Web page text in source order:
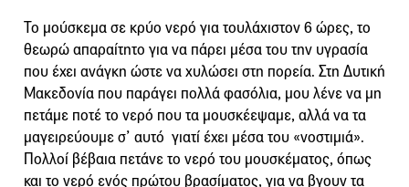
Το μούσκεμα σε κρύο νερό για τουλάχιστον 6 ώρες, το
θεωρώ απαραίτητο για να πάρει μέσα του την υγρασία
που έχει ανάγκη ώστε να χυλώσει στη πορεία. Στη Δυτική
Μακεδονία που παράγει πολλά φασόλια, μου λένε να μη
πετάμε ποτέ το νερό που τα μουσκέεψαμε, αλλά να τα
μαγειρεύουμε σ’ αυτό γιατί έχει μέσα του «νοστιμιά».
Πολλοί βέβαια πετάνε το νερό του μουσκέματος, όπως
και το νερό ενός πρώτου βρασίματος, για να βγουν τα